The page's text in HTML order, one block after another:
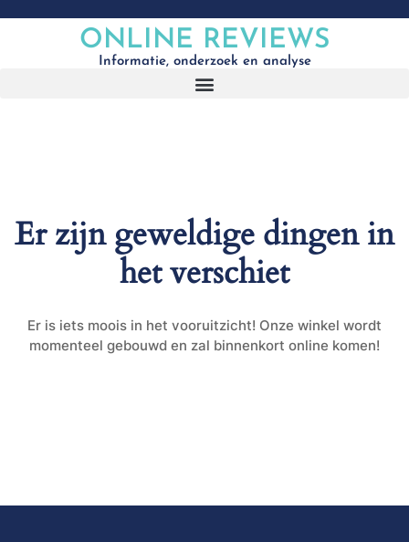
ONLINE REVIEWS
Informatie, onderzoek en analyse
Er zijn geweldige dingen in
het verschiet
Er is iets moois in het vooruitzicht! Onze winkel wordt
momenteel gebouwd en zal binnenkort online komen!